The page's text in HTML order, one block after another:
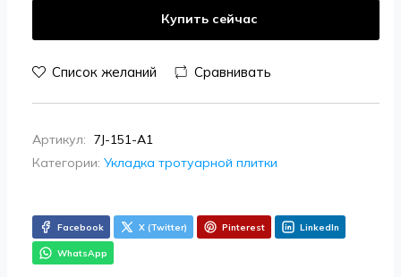
Купить сейчас
Список желаний Сравнивать
Артикул: 7J-151-A1
Категории: Укладка тротуарной плитки
Facebook X (Twitter) Pinterest LinkedIn
WhatsApp